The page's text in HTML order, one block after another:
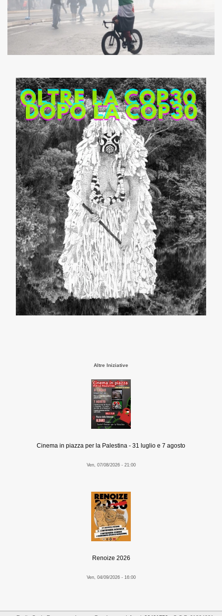
Altre Iniziative
Cinema in piazza per la Palestina - 31 luglio e 7 agosto
Ven, 07/08/2026 - 21:00
Renoize 2026
Ven, 04/09/2026 - 16:00